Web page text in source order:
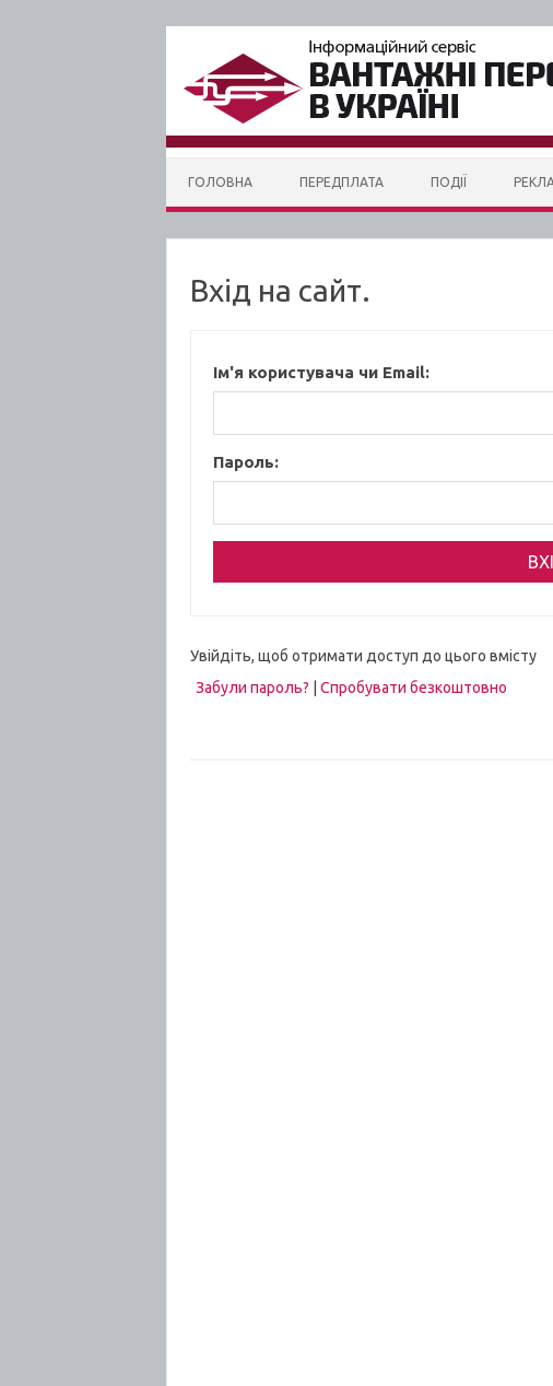
ГОЛОВНА ПЕРЕДПЛАТА ПОДІЇ
Вхід на сайт.
Ім'я користувача чи Email:
Пароль:
Увійдіть, щоб отримати доступ до цього вмісту
Забули пароль?
Спробувати безкоштовно